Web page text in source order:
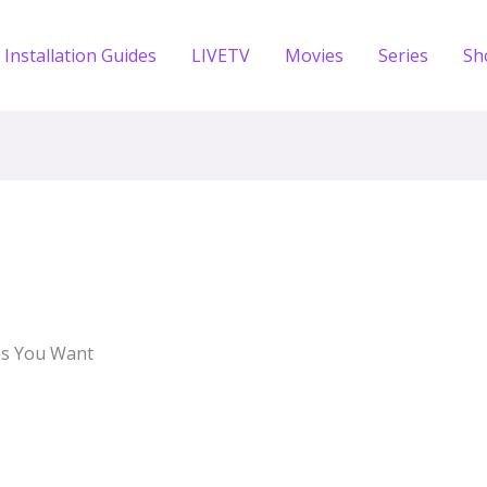
Installation Guides LIVETV Movies Series
You Want